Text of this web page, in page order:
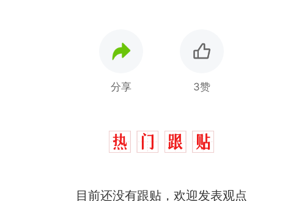
分享 3赞
目前还没有跟贴，欢迎发表观点